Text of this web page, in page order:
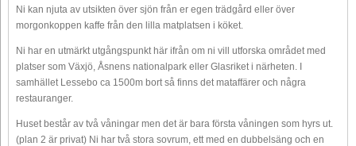
Ni kan njuta av utsikten över sjön från er egen trädgård eller över
morgonkoppen kaffe från den lilla matplatsen i köket.
Ni har en utmärkt utgångspunkt här ifrån om ni vill utforska området med
platser som Växjö, Åsnens nationalpark eller Glasriket i närheten. I
samhället Lessebo ca 1500m bort så finns det mataffärer och några
restauranger.
Huset består av två våningar men det är bara första våningen som hyrs ut.
(plan 2 är privat) Ni har två stora sovrum, ett med en dubbelsäng och en